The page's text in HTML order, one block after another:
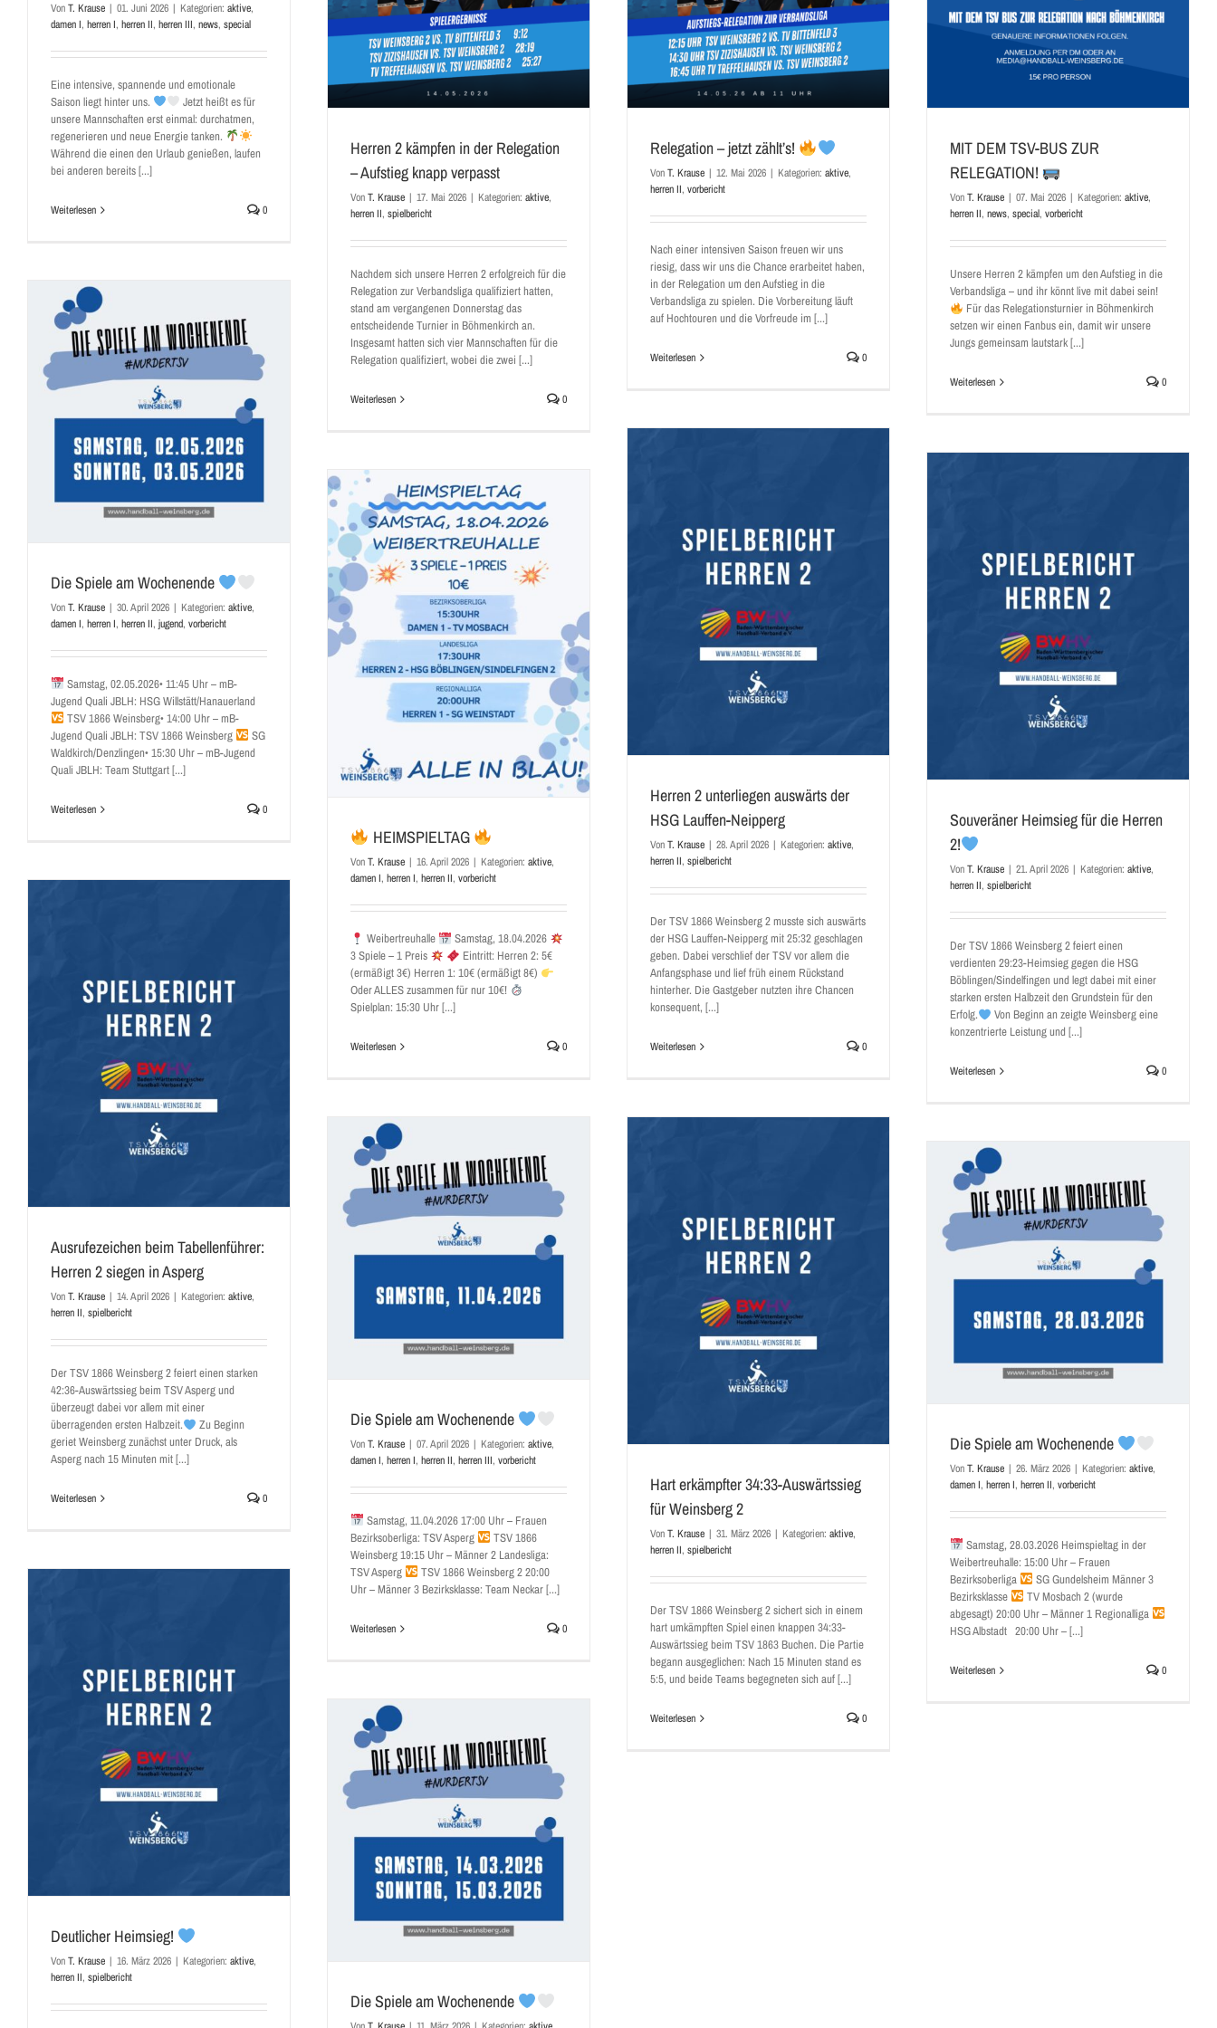
VonT. Krause | 01. Juni 2026 | Kategorien: aktive,
damen I, herren I, herren II, herren III, news, special
Eine intensive, spannende und emotionale
Saison liegt hinter uns.
Jetzt heißt es für
unsere Mannschaften erst einmal: durchatmen,
regenerieren und neue Energie tanken.
Während die einen den Urlaub genießen, laufen
bei anderen bereits [...]
Weiterlesen 0
Herren 2 kämpfen in der Relegation
– Aufstieg knapp verpasst
VonT. Krause | 17. Mai 2026 | Kategorien: aktive,
herren II, spielbericht
Nachdem sich unsere Herren 2 erfolgreich für die
Relegation zur Verbandsliga qualifiziert hatten,
stand am vergangenen Donnerstag das
entscheidende Turnier in Böhmenkirch an.
Insgesamt hatten sich vier Mannschaften für die
Relegation qualifiziert, wobei die zwei [...]
Weiterlesen 0
Relegation – jetzt zählt’s!
VonT. Krause | 12. Mai 2026 | Kategorien: aktive,
herren II, vorbericht
Nach einer intensiven Saison freuen wir uns
riesig, dass wir uns die Chance erarbeitet haben,
in der Relegation um den Aufstieg in die
Verbandsliga zu spielen. Die Vorbereitung läuft
auf Hochtouren und die Vorfreude im [...]
Weiterlesen 0
MIT DEM TSV-BUS ZUR
RELEGATION!
VonT. Krause | 07. Mai 2026 | Kategorien: aktive,
herren II, news, special, vorbericht
Unsere Herren 2 kämpfen um den Aufstieg in die
Verbandsliga – und ihr könnt live mit dabei sein!
Für das Relegationsturnier in Böhmenkirch
setzen wir einen Fanbus ein, damit wir unsere
Jungs gemeinsam lautstark [...]
Weiterlesen 0
Die Spiele am Wochenende
VonT. Krause | 30. April 2026 | Kategorien: aktive,
damen I, herren I, herren II, jugend, vorbericht
Samstag, 02.05.2026• 11:45 Uhr – mB-
Jugend Quali JBLH: HSG Willstätt/Hanauerland
TSV 1866 Weinsberg• 14:00 Uhr – mB-
Jugend Quali JBLH: TSV 1866 Weinsberg
SG
Waldkirch/Denzlingen• 15:30 Uhr – mB-Jugend
Quali JBLH: Team Stuttgart [...]
Weiterlesen 0
Herren 2 unterliegen auswärts der HSG Lauffen-
Neipperg
aktive herren II spielbericht
Herren 2 unterliegen auswärts der
HSG Lauffen-Neipperg
VonT. Krause | 28. April 2026 | Kategorien: aktive,
herren II, spielbericht
Der TSV 1866 Weinsberg 2 musste sich auswärts
der HSG Lauffen-Neipperg mit 25:32 geschlagen
geben. Dabei verschlief der TSV vor allem die
Anfangsphase und lief früh einem Rückstand
hinterher. Die Gastgeber nutzten ihre Chancen
konsequent, [...]
Weiterlesen 0
Souveräner Heimsieg für die Herren 2!
aktive herren II spielbericht
Souveräner Heimsieg für die Herren
2!
VonT. Krause | 21. April 2026 | Kategorien: aktive,
herren II, spielbericht
Der TSV 1866 Weinsberg 2 feiert einen
verdienten 29:23-Heimsieg gegen die HSG
Böblingen/Sindelfingen und legt dabei mit einer
starken ersten Halbzeit den Grundstein für den
Erfolg.
Von Beginn an zeigte Weinsberg eine
konzentrierte Leistung und [...]
Weiterlesen 0
HEIMSPIELTAG
VonT. Krause | 16. April 2026 | Kategorien: aktive,
damen I, herren I, herren II, vorbericht
Weibertreuhalle
Samstag, 18.04.2026
3 Spiele – 1 Preis
Eintritt: Herren 2: 5€
(ermäßigt 3€) Herren 1: 10€ (ermäßigt 8€)
Oder ALLES zusammen für nur 10€!
Spielplan: 15:30 Uhr [...]
Weiterlesen 0
Ausrufezeichen beim Tabellenführer:
Herren 2 siegen in Asperg
VonT. Krause | 14. April 2026 | Kategorien: aktive,
herren II, spielbericht
Der TSV 1866 Weinsberg 2 feiert einen starken
42:36-Auswärtssieg beim TSV Asperg und
überzeugt dabei vor allem mit einer
überragenden ersten Halbzeit.
Zu Beginn
geriet Weinsberg zunächst unter Druck, als
Asperg nach 15 Minuten mit [...]
Weiterlesen 0
aktive damen I herren I herren II
Die Spiele am Wochenende
VonT. Krause | 07. April 2026 | Kategorien: aktive,
damen I, herren I, herren II, herren III, vorbericht
Samstag, 11.04.2026 17:00 Uhr – Frauen
Bezirksoberliga: TSV Asperg
TSV 1866
Weinsberg 19:15 Uhr – Männer 2 Landesliga:
TSV Asperg
TSV 1866 Weinsberg 2 20:00
Uhr – Männer 3 Bezirksklasse: Team Neckar [...]
Weiterlesen 0
Hart erkämpfter 34:33-Auswärtssieg für
Weinsberg 2
Hart erkämpfter 34:33-Auswärtssieg
für Weinsberg 2
VonT. Krause | 31. März 2026 | Kategorien: aktive,
herren II, spielbericht
Der TSV 1866 Weinsberg 2 sichert sich in einem
hart umkämpften Spiel einen knappen 34:33-
Auswärtssieg beim TSV 1863 Buchen. Die Partie
begann ausgeglichen: Nach 15 Minuten stand es
5:5, und beide Teams begegneten sich auf [...]
Weiterlesen 0
aktive damen I herren I
Die Spiele am Wochenende
VonT. Krause | 26. März 2026 | Kategorien: aktive,
damen I, herren I, herren II, vorbericht
Samstag, 28.03.2026 Heimspieltag in der
Weibertreuhalle: 15:00 Uhr – Frauen
Bezirksoberliga
SG Gundelsheim Männer 3
Bezirksklasse
TV Mosbach 2 (wurde
abgesagt) 20:00 Uhr – Männer 1 Regionalliga
HSG Albstadt 20:00 Uhr – [...]
Weiterlesen 0
Deutlicher Heimsieg!
VonT. Krause | 16. März 2026 | Kategorien: aktive,
herren II, spielbericht
Die Spiele am Wochenende
Die Spiele am Wochenende